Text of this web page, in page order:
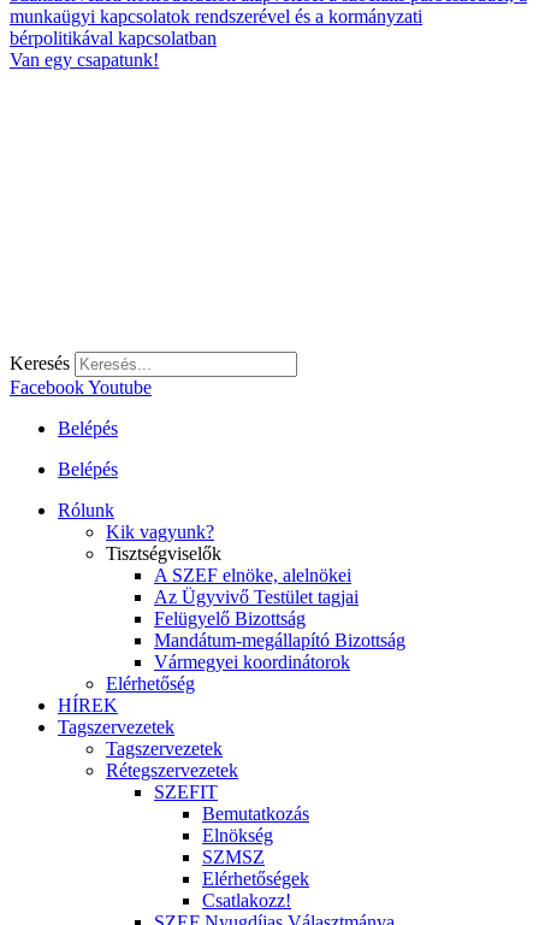
munkaügyi kapcsolatok rendszerével és a kormányzati
bérpolitikával kapcsolatban
Van egy csapatunk!
Keresés
FacebookYoutube
Belépés
Belépés
Rólunk
Kik vagyunk?
Tisztségviselők
A SZEF elnöke, alelnökei
Az Ügyvivő Testület tagjai
Felügyelő Bizottság
Mandátum-megállapító Bizottság
Vármegyei koordinátorok
Elérhetőség
HÍREK
Tagszervezetek
Tagszervezetek
Rétegszervezetek
SZEFIT
Bemutatkozás
Elnökség
SZMSZ
Elérhetőségek
Csatlakozz!